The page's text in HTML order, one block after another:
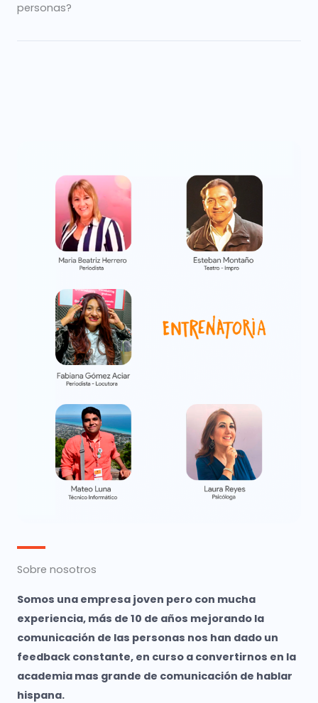
personas?
Sobre nosotros
Somos una empresa joven pero con mucha
experiencia, más de 10 de años mejorando la
comunicación de las personas nos han dado un
feedback constante, en curso a convertirnos en la
academia mas grande de comunicación de hablar
hispana.